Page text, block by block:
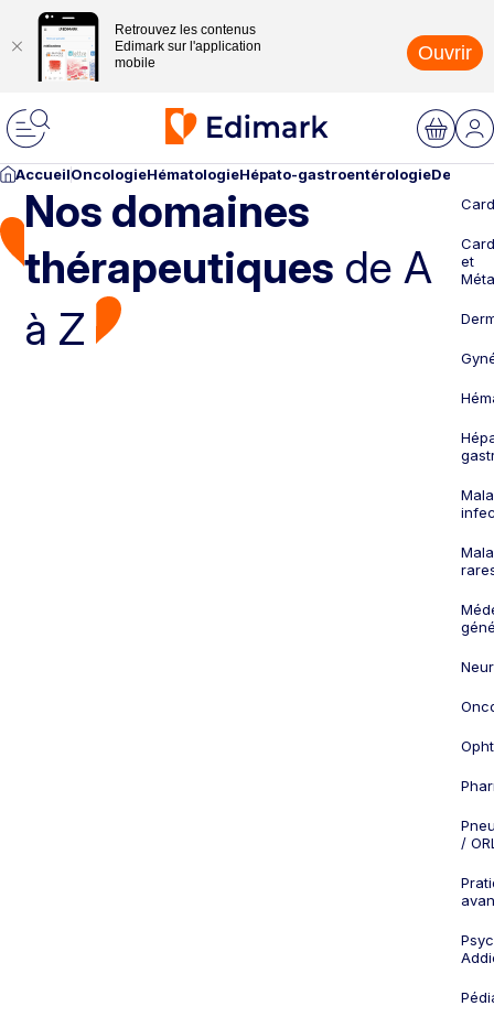
Retrouvez les contenus
Edimark sur l'application
mobile
Ouvrir
AccueilOncologieHématologieHépato-gastroentérologie
Nos domaines
thérapeutiques de A
à Z
et
/